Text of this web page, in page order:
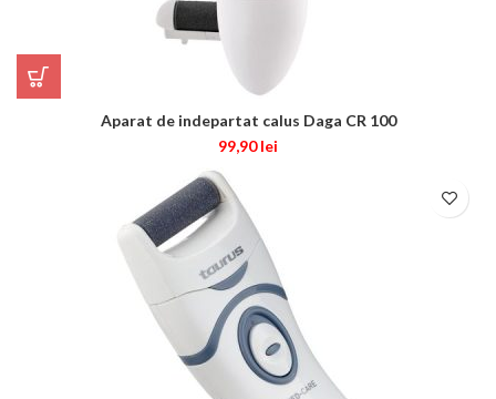
Aparat de indepartat calus Daga CR 100
99,90lei